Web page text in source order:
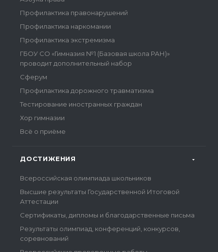
Профилактика правонарушений
Профилактика наркомании
Профилактика экстремизма
ГБОУ СО «Гимназия №1 (Базовая школа РАН)»
проводит дополнительный набор
Сферум
Профилактика дорожного травматизма
Тестирование иностранных граждан
Хор гимназии
Всё о приёме
ДОСТИЖЕНИЯ
Всероссийская олимпиада школьников
Высшие результаты Государственной Итоговой
Аттестации
Сертификаты, дипломы и благодарственные письма
Результаты олимпиад, конференций, конкурсов,
соревнований